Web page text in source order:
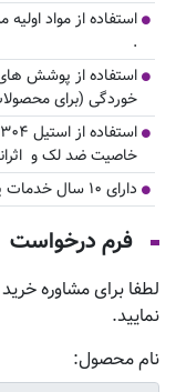
استفاده از مواد
.
استفاده از پوشش
خوردگی (برای
خاصیت ضد لک و
دارای ۱۰ سال خدمات پس از فروش.
فرم درخواست
لطفا برای مشاوره
نمایید.
نام محصول: